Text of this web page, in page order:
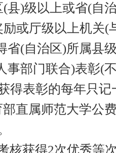
县)级以上或省(自
或厅级以上机关(
省(自治区)所属县
事部门联合)表彰(
得表彰的每年只
直属师范大学公
核获得2次优秀等